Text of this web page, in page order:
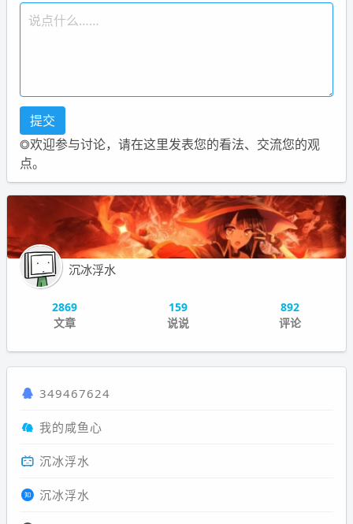
◎欢迎参与讨论，请在这里发表您的看法、交流您的观
点。
沉冰浮水
2869
文章
159
说说
892
评论
349467624
我的咸鱼心
沉冰浮水
沉冰浮水